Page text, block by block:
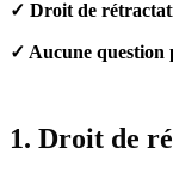
✓ Droit de
✓ Aucune question
1. Droit de